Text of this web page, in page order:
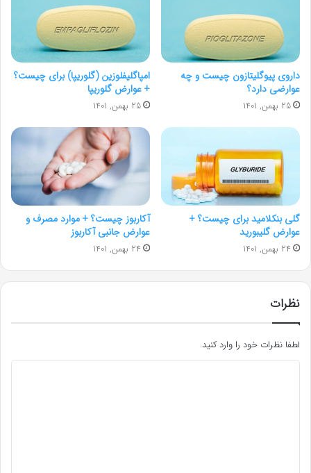
داروی پیوگلیتازون چیست و چه
عوارضی دارد؟
25 بهمن, 1401
امپاگلیفلوزین (گلوریپا) برای چیست؟
+ عوارض گلوریپا
25 بهمن, 1401
گلی بنکلامید برای چيست؟ +
عوارض گلیبورید
24 بهمن, 1401
آکاربوز چیست؟ + موارد مصرف و
عوارض جانبی آکاربوز
24 بهمن, 1401
نظرات
لطفا نظرات خود را وارد کنید.